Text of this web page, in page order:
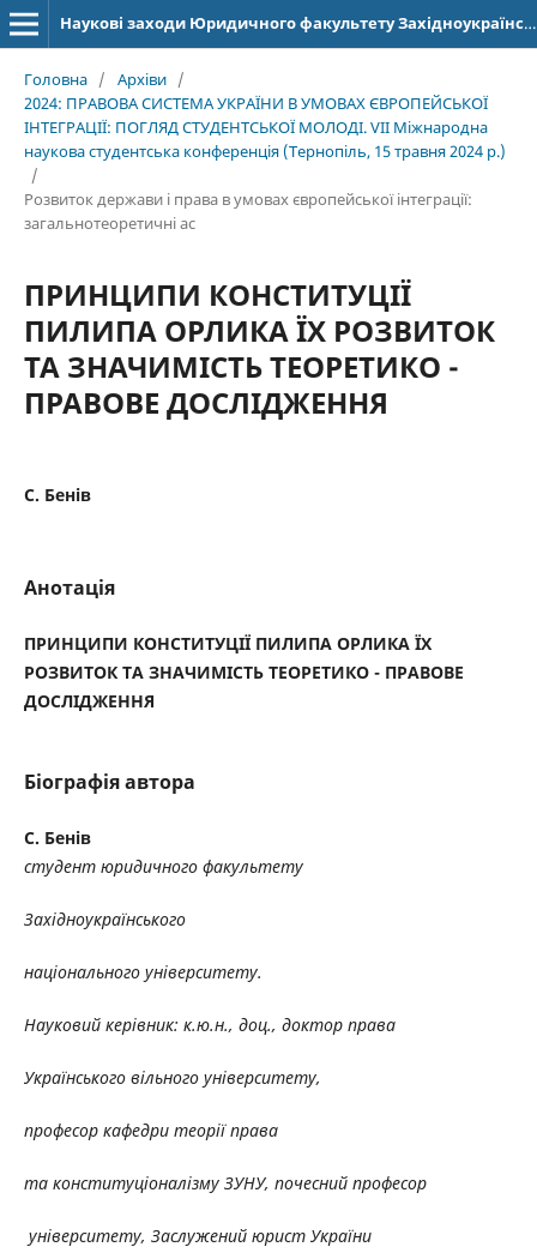
Наукові заходи Юридичного факультету Західноукраїнського національного університету
Головна / Архіви /
2024: ПРАВОВА СИСТЕМА УКРАЇНИ В УМОВАХ ЄВРОПЕЙСЬКОЇ
ІНТЕГРАЦІЇ: ПОГЛЯД СТУДЕНТСЬКОЇ МОЛОДІ. VІІ Міжнародна
наукова студентська конференція (Тернопіль, 15 травня 2024 р.)
/
Розвиток держави і права в умовах європейської інтеграції:
загальнотеоретичні ас
ПРИНЦИПИ КОНСТИТУЦІЇ
ПИЛИПА ОРЛИКА ЇХ РОЗВИТОК
ТА ЗНАЧИМІСТЬ ТЕОРЕТИКО -
ПРАВОВЕ ДОСЛІДЖЕННЯ
С. Бенів
Анотація
ПРИНЦИПИ КОНСТИТУЦІЇ ПИЛИПА ОРЛИКА ЇХ
РОЗВИТОК ТА ЗНАЧИМІСТЬ ТЕОРЕТИКО - ПРАВОВЕ
ДОСЛІДЖЕННЯ
Біографія автора
С. Бенів
студент юридичного факультету
Західноукраїнського
національного університету.
Науковий керівник: к.ю.н., доц., доктор права
Українського вільного університету,
професор кафедри теорії права
та конституціоналізму ЗУНУ, почесний професор
університету, Заслужений юрист України